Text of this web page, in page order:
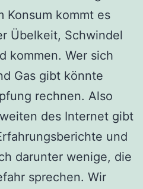
Konsum kommt es
Übelkeit, Schwindel
kommen. Wer sich
Gas gibt könnte
rechnen. Also
des Internet gibt
und
darunter wenige, die
sprechen. Wir